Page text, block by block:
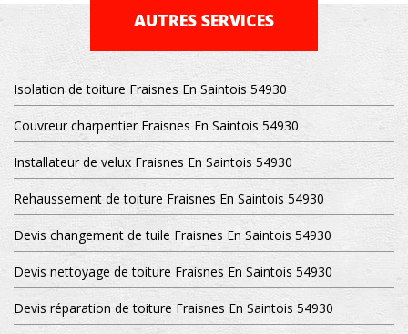
AUTRES SERVICES
Isolation de toiture Fraisnes En Saintois 54930
Couvreur charpentier Fraisnes En Saintois 54930
Installateur de velux Fraisnes En Saintois 54930
Rehaussement de toiture Fraisnes En Saintois 54930
Devis changement de tuile Fraisnes En Saintois 54930
Devis nettoyage de toiture Fraisnes En Saintois 54930
Devis réparation de toiture Fraisnes En Saintois 54930